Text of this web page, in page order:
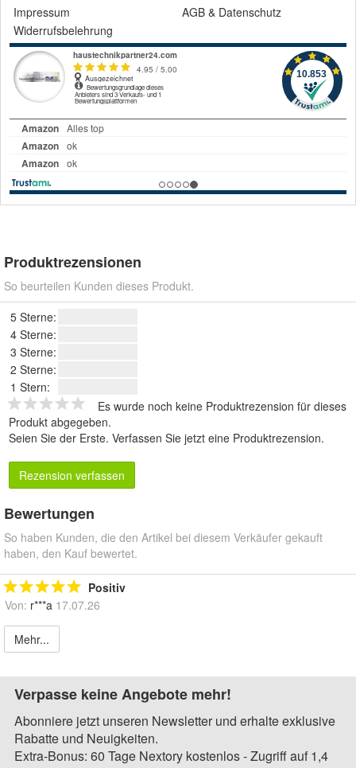
Impressum
AGB & Datenschutz
Widerrufsbelehrung
Produktrezensionen
So beurteilen Kunden dieses Produkt.
5 Sterne:
4 Sterne:
3 Sterne:
2 Sterne:
1 Stern:
Es wurde noch keine Produktrezension für dieses
Produkt abgegeben.
Seien Sie der Erste. Verfassen Sie jetzt eine Produktrezension.
Rezension verfassen
Bewertungen
So haben Kunden, die den Artikel bei diesem Verkäufer gekauft
haben, den Kauf bewertet.
Positiv
Von: r***a 17.07.26
Mehr...
Verpasse keine Angebote mehr!
Abonniere jetzt unseren Newsletter und erhalte exklusive
Rabatte und Neuigkeiten.
Extra-Bonus: 60 Tage Nextory kostenlos - Zugriff auf 1,4